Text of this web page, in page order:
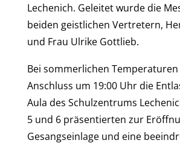
Lechenich. Geleitet wurde die
beiden geistlichen Vertretern,
und Frau Ulrike Gottlieb.
Bei sommerlichen
Anschluss um 19:00 Uhr die
Aula des Schulzentrums
5 und 6 präsentierten zur
Gesangseinlage und eine